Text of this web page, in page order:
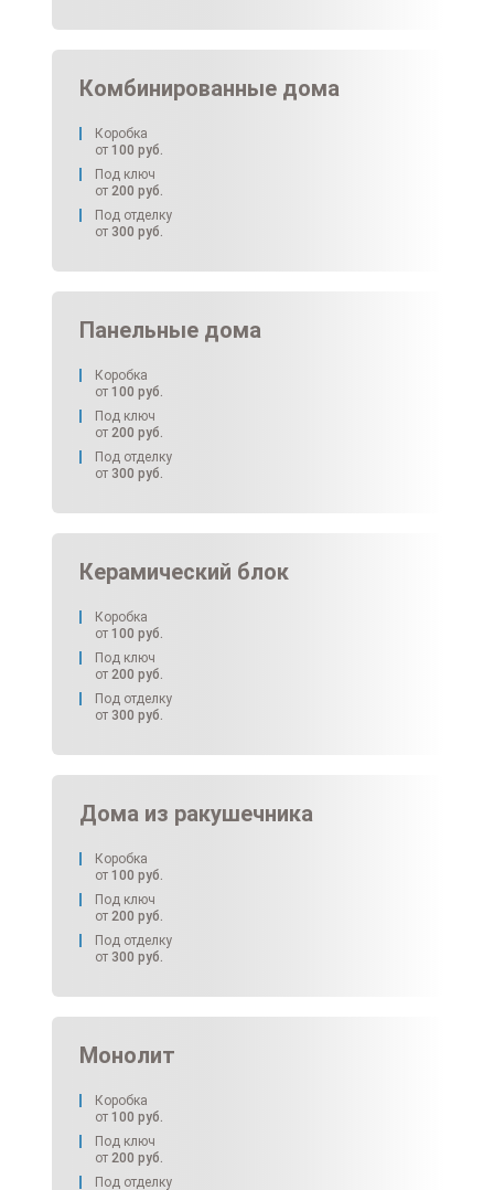
Комбинированные дома
Коробка
от 100 руб.
Под ключ
от 200 руб.
Под отделку
от 300 руб.
Панельные дома
Коробка
от 100 руб.
Под ключ
от 200 руб.
Под отделку
от 300 руб.
Керамический блок
Коробка
от 100 руб.
Под ключ
от 200 руб.
Под отделку
от 300 руб.
Дома из ракушечника
Коробка
от 100 руб.
Под ключ
от 200 руб.
Под отделку
от 300 руб.
Монолит
Коробка
от 100 руб.
Под ключ
от 200 руб.
Под отделку